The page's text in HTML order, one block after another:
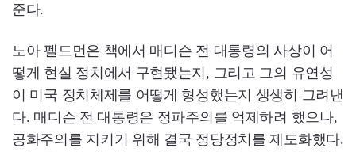
준다.
노아 펠드먼은 책에서 매디슨 전 대통령의 사상이 어
떻게 현실 정치에서 구현됐는지, 그리고 그의 유연성
이 미국 정치체제를 어떻게 형성했는지 생생히 그려낸
다. 매디슨 전 대통령은 정파주의를 억제하려 했으나,
공화주의를 지키기 위해 결국 정당정치를 제도화했다.